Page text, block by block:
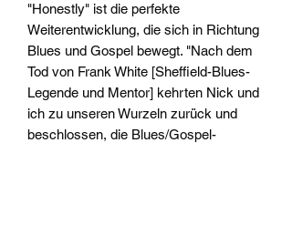
"Honestly" ist die perfekte
Weiterentwicklung, die sich in Richtung
Blues und Gospel bewegt. "Nach dem
Tod von Frank White [Sheffield-Blues-
Legende und Mentor] kehrten Nick und
ich zu unseren Wurzeln zurück und
beschlossen, die Blues/Gospel-